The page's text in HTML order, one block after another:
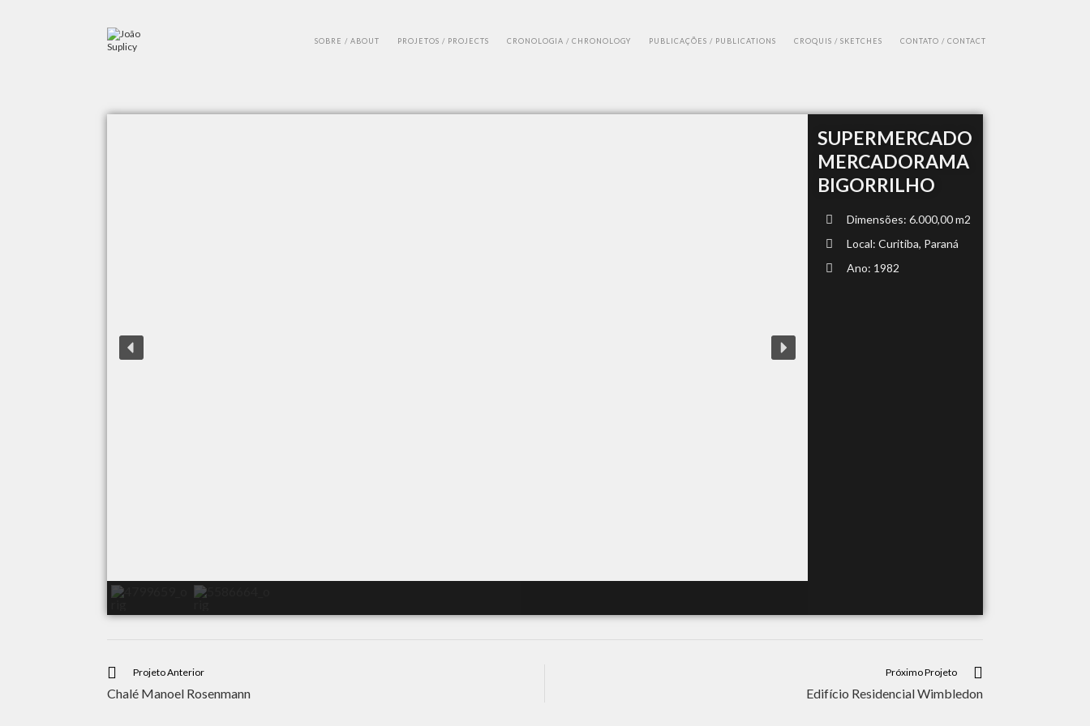
SOBRE / ABOUT PROJETOS / PROJECTS CRONOLOGIA / CHRONOLOGY PUBLICAÇÕES / PUBLICATIONS CROQUIS / SKETCHES CONTATO / CONTACT
SUPERMERCADO
MERCADORAMA
BIGORRILHO
Dimensões: 6.000,00 m2
Local: Curitiba, Paraná
Ano: 1982
Projeto Anterior
Chalé Manoel Rosenmann
Próximo Projeto
Edifício Residencial Wimbledon